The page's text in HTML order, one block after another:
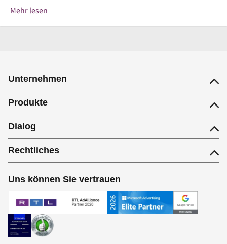
Mehr lesen
Unternehmen
Produkte
Dialog
Rechtliches
Uns können Sie vertrauen